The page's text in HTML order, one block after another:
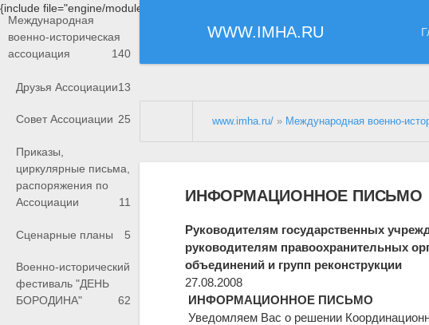
{include file="engine/modules/saperu/head.php"}
WWW.IMHA.RU
Международная
военно-историческая
ассоциация
140
Друзья Ассоциации13
Совет Ассоциации 25
Приказы,
циркулярные письма,
распоряжения по
Ассоциации
11
Сценарные планы 5
Военно-исторический
фестиваль "ДЕНЬ
БОРОДИНА"
62
www.imha.ru/ » Международная военно-
ИНФОРМАЦИОННОЕ ПИСЬМО
Руководителям государственных
руководителям правоохранительных
объединений и групп реконструкции
27.08.2008
ИНФОРМАЦИОННОЕ ПИСЬМО
Уведомляем Вас о решении